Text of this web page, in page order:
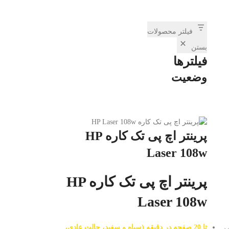
فیلتر محصولات
بستن
فیلترها
وضعیت
پرینتر اچ پی تک کاره HP
Laser 108w
پرینتر اچ پی تک کاره HP
Laser 108w
تا 20 صفحه در دقیقه (سیاه و سفید، حالت عادی،